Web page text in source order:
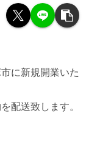
に新規開業いた
配送致します。